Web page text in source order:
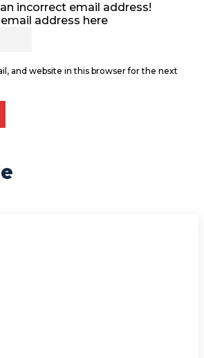
incorrect email address!
address here
and website in this browser for the next